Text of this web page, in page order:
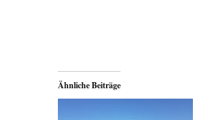
Ähnliche Beiträge